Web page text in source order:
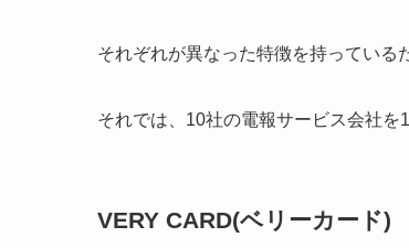
それぞれが異なった特徴を持っている
それでは、10社の電報サービス会社を
VERY CARD(ベリーカード)